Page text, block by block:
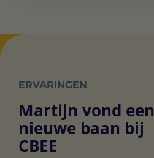
ERVARINGEN
Martijn vond een
nieuwe baan bij
CBEE